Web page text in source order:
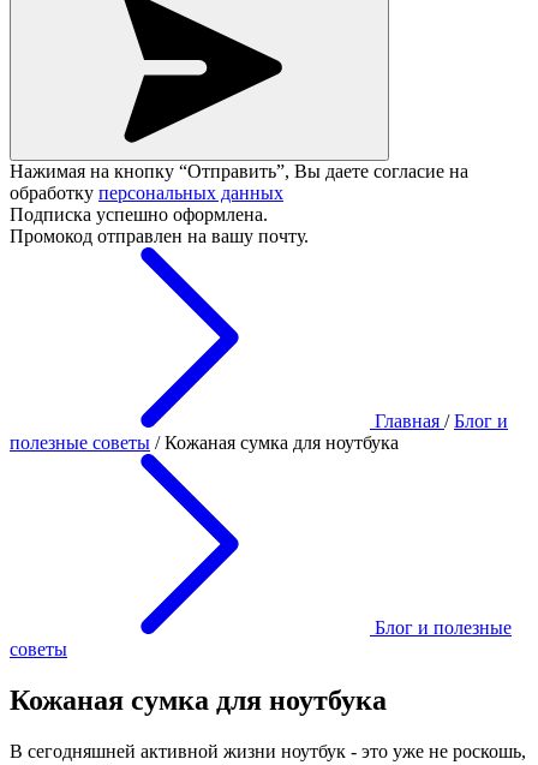
Нажимая на кнопку “Отправить”, Вы даете согласие на
обработку персональных данных
Подписка успешно оформлена.
Промокод отправлен на вашу почту.
Главная / Блог и
полезные советы / Кожаная сумка для ноутбука
Блог и полезные
советы
Кожаная сумка для ноутбука
В сегодняшней активной жизни ноутбук - это уже не роскошь,